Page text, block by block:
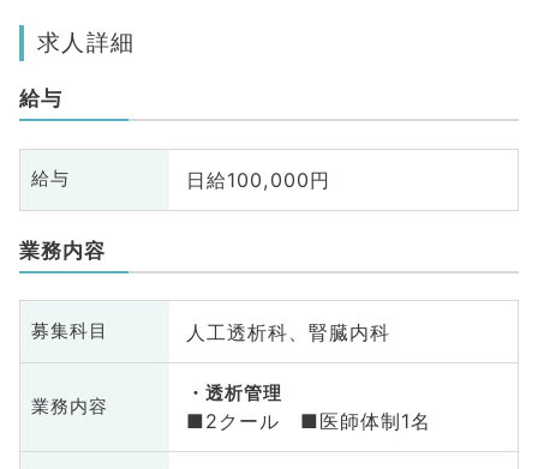
求人詳細
給与
給与 日給100,000円
業務内容
募集科目 人工透析科、腎臓内科
業務内容
透析管理
■2クール ■医師体制1名